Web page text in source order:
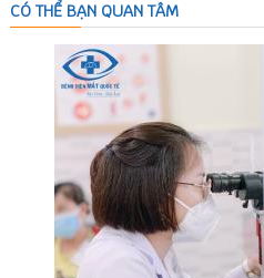
CÓ THỂ BẠN QUAN TÂM